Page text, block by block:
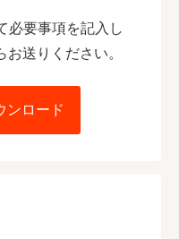
必要事項を記入し
送りください。
ンロード